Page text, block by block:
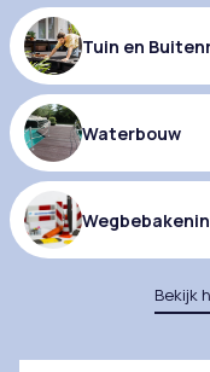
Tuin en
Waterbouw
Bekijk